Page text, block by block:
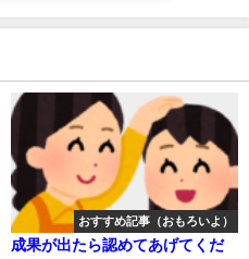
おすすめ記事（おもろいよ）
成果が出たら認めてあげてくだ